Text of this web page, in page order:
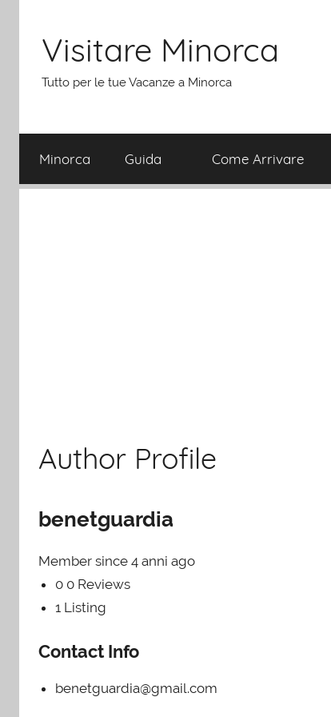
contenuto
Visitare Minorca
Tutto per le tue Vacanze a Minorca
Minorca Guida Come Arrivare
Author Profile
benetguardia
Member since 4 anni ago
0 0 Reviews
1 Listing
Contact Info
benetguardia@gmail.com